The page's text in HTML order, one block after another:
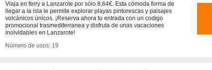
Viaja en ferry a Lanzarote por sólo 8,64€. Esta cómoda forma de
llegar a la isla le permite explorar playas pintorescas y paisajes
volcánicos únicos. ¡Reserva ahora tu entrada con un codigo
promocional trasmediterranea y disfruta de unas vacaciones
inolvidables en Lanzarote!
Número de usos: 19